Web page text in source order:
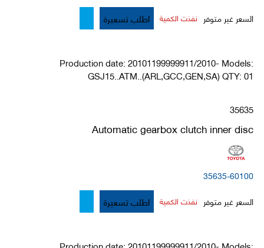
السعر غير متوفر نفذت الكمية اطلب تسعيرة
Production date: 20101199999911/2010- Models:
GSJ15..ATM..(ARL,GCC,GEN,SA) QTY: 01
35635
Automatic gearbox clutch inner disc
35635-60100
السعر غير متوفر نفذت الكمية اطلب تسعيرة